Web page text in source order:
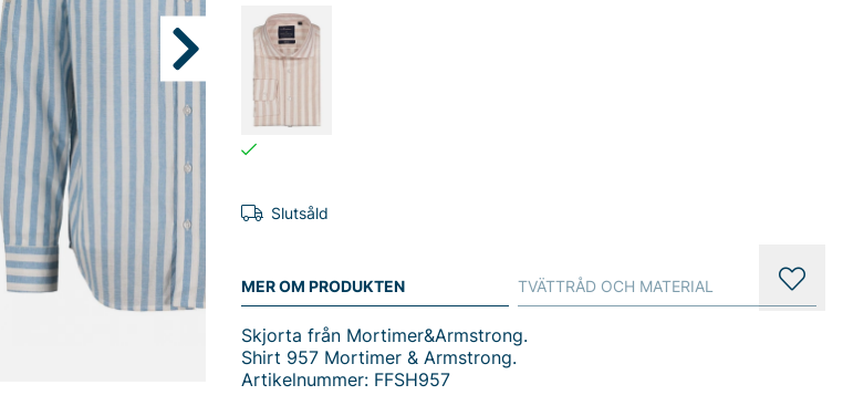
Slutsåld
MER OM PRODUKTEN
Skjorta från Mortimer&Armstrong.
Shirt 957 Mortimer & Armstrong.
Artikelnummer: FFSH957
TVÄTTRÅD OCH MATERIAL